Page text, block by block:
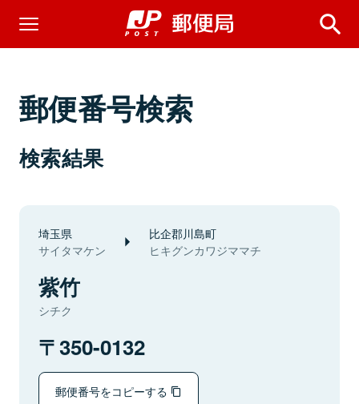
郵便番号検索
検索結果
埼玉県
サイタマケン
比企郡川島町
ヒキグンカワジママチ
紫竹
シチク
350-0132
郵便番号をコピーする